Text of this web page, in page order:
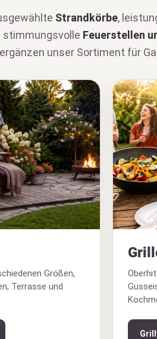
Strandkörbe,
Feuerstellen
ergänzen unser Sortiment für
Größen,
Terrasse und